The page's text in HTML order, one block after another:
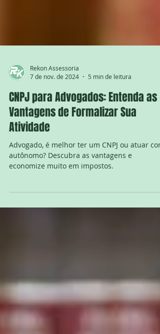
Rekon Assessoria
7 de nov. de 2024
5 min de leitura
CNPJ para Advogados: Entenda as
Vantagens de Formalizar Sua
Atividade
Advogado, é melhor ter um CNPJ ou atuar